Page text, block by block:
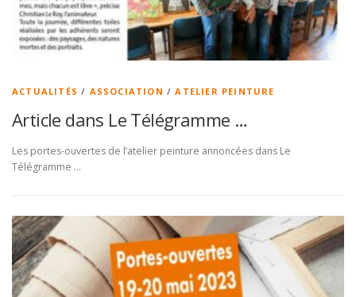
ACTUALITÉS / ASSOCIATION /ATELIER PEINTURE
Article dans Le Télégramme …
Les portes-ouvertes de l’atelier peinture annoncées dans Le
Télégramme …